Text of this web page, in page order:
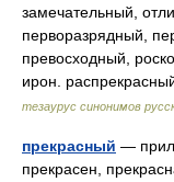
замечательный,
перворазрядный,
превосходный,
ирон.
тезаурус синонимов
прекрасный —
прекрасен,